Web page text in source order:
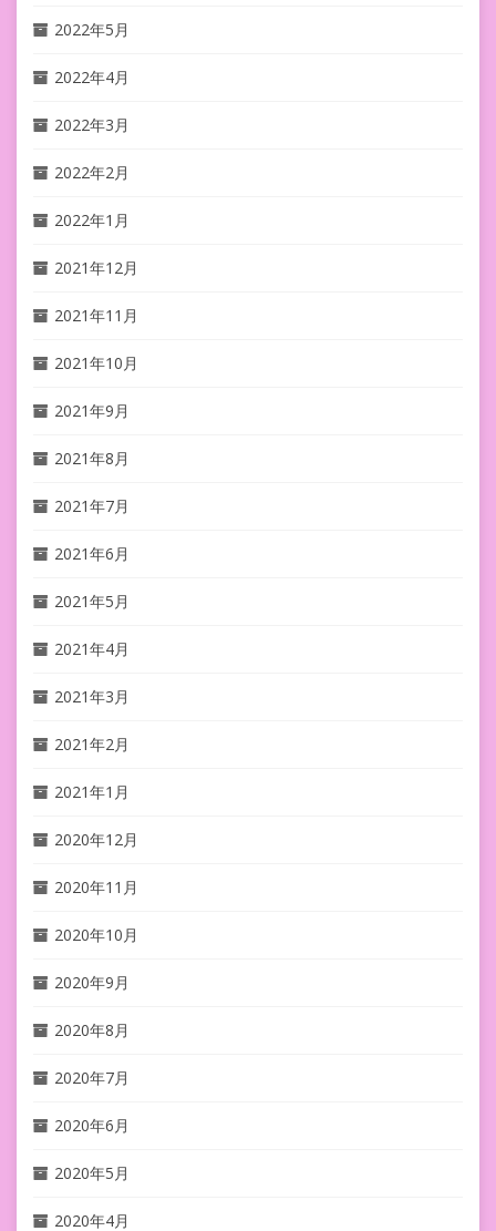
2022年5月
2022年4月
2022年3月
2022年2月
2022年1月
2021年12月
2021年11月
2021年10月
2021年9月
2021年8月
2021年7月
2021年6月
2021年5月
2021年4月
2021年3月
2021年2月
2021年1月
2020年12月
2020年11月
2020年10月
2020年9月
2020年8月
2020年7月
2020年6月
2020年5月
2020年4月